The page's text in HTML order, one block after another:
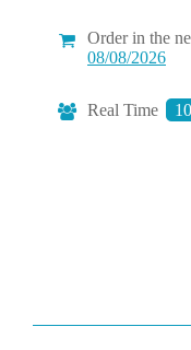
Order in the
08/08/2026
Real Time